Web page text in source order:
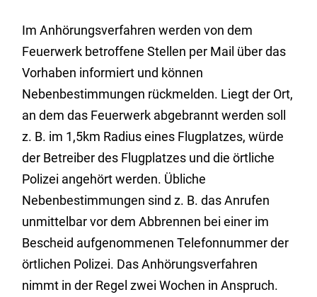
Im Anhörungsverfahren werden von dem
Feuerwerk betroffene Stellen per Mail über das
Vorhaben informiert und können
Nebenbestimmungen rückmelden. Liegt der Ort,
an dem das Feuerwerk abgebrannt werden soll
z. B. im 1,5km Radius eines Flugplatzes, würde
der Betreiber des Flugplatzes und die örtliche
Polizei angehört werden. Übliche
Nebenbestimmungen sind z. B. das Anrufen
unmittelbar vor dem Abbrennen bei einer im
Bescheid aufgenommenen Telefonnummer der
örtlichen Polizei. Das Anhörungsverfahren
nimmt in der Regel zwei Wochen in Anspruch.